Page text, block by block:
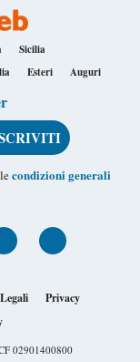
Sicilia
Esteri Auguri
condizioni generali
Privacy
02901400800